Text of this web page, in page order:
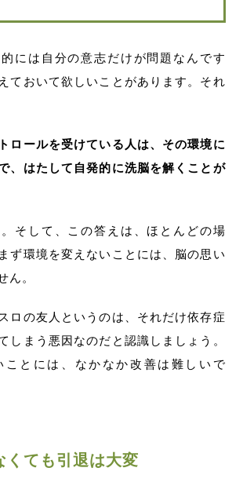
には自分の意志だけが問題なんです
ておいて欲しいことがあります。それ
ロールを受けている人は、その環境に
、はたして自発的に洗脳を解くことが
そして、この答えは、ほとんどの場
ず環境を変えないことには、脳の思い
ん。
ロの友人というのは、それだけ依存症
しまう悪因なのだと認識しましょう。
ことには、なかなか改善は難しいで
くても引退は大変